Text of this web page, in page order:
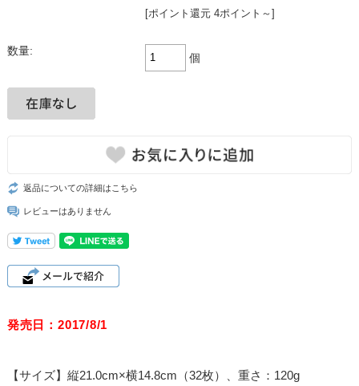
[ポイント還元 4ポイント～]
数量:
個
返品についての詳細はこちら
レビューはありません
発売日：2017/8/1
【サイズ】縦21.0cm×横14.8cm（32枚）、重さ：120g